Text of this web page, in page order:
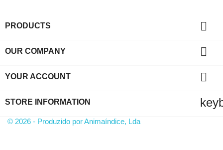
PRODUCTS 
OUR COMPANY 
YOUR ACCOUNT 
STORE INFORMATION
© 2026 - Produzido por Animaíndice, Lda